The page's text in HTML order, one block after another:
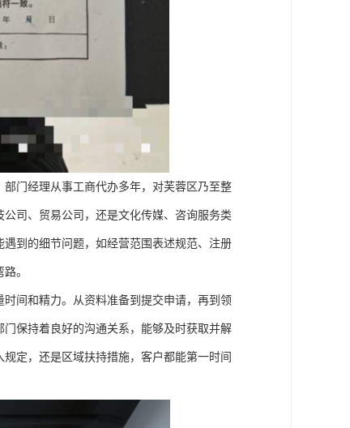
门经理从事工商代办多年，对芙蓉区乃至整
司、贸易公司，还是文化传媒、咨询服务类
到的细节问题，如经营范围表述规范、注册
。
间和精力。从资料准备到提交申请，再到领
保持着良好的沟通关系，能够及时获取并解
定，还是区域扶持措施，客户都能第一时间